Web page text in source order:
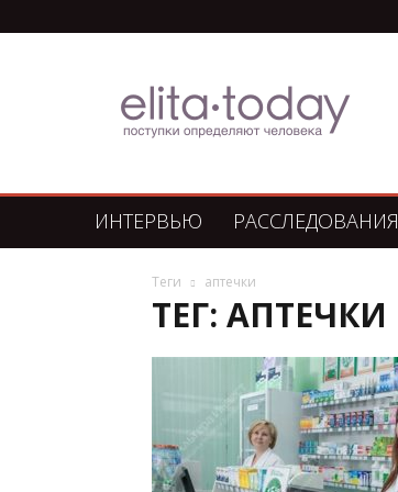
Сегодня
ИНТЕРВЬЮ РАССЛЕДОВАНИЯ
Теги аптечки
ТЕГ: АПТЕЧКИ